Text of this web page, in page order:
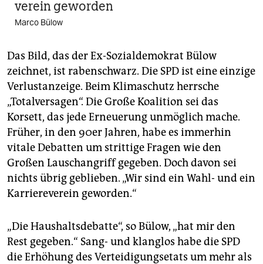
verein geworden
Marco Bülow
Das Bild, das der Ex-Sozialdemokrat Bülow
zeichnet, ist rabenschwarz. Die SPD ist eine einzige
Verlustanzeige. Beim Klimaschutz herrsche
„Totalversagen“. Die Große Koalition sei das
Korsett, das jede Erneuerung unmöglich mache.
Früher, in den 90er Jahren, habe es immerhin
vitale Debatten um strittige Fragen wie den
Großen Lauschangriff gegeben. Doch davon sei
nichts übrig geblieben. „Wir sind ein Wahl- und ein
Karriereverein geworden.“
„Die Haushaltsdebatte“, so Bülow, „hat mir den
Rest gegeben.“ Sang- und klanglos habe die SPD
die Erhöhung des Verteidigungsetats um mehr als